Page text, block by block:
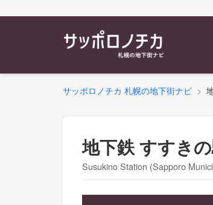
サッポロノチカ 札幌の地下街ナビ
地下鉄 すすき
Susukino Station (Sapporo